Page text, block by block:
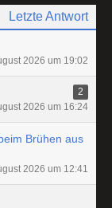
Letzte Antwort
2026 um 19:02
2
2026 um 16:24
Brühen aus
2026 um 12:41